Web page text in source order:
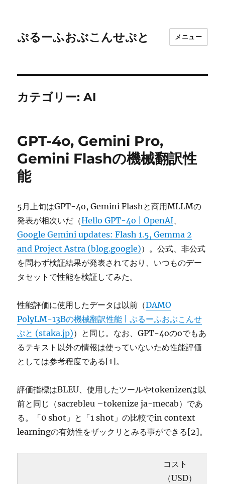
ぷるーふおぶこんせぷと メニュー
カテゴリー:AI
GPT-4o, Gemini Pro,
Gemini Flashの機械翻訳性
能
5月上旬はGPT-4o, Gemini Flashと商用MLLMの
発表が相次いだ（Hello GPT-4o | OpenAI、
Google Gemini updates: Flash 1.5, Gemma 2
and Project Astra (blog.google)）。公式、非公式
を問わず検証結果が発表されており、いつものデー
タセットで性能を検証してみた。
性能評価に使用したデータは以前（DAMO
PolyLM-13Bの機械翻訳性能 | ぷるーふおぶこんせ
ぷと (staka.jp)）と同じ。なお、GPT-4oのoでもあ
るテキスト以外の情報は使っていないため性能評価
としては参考程度である[1]。
評価指標はBLEU、使用したツールやtokenizerは以
前と同じ（sacrebleu –tokenize ja-mecab）であ
る。「0 shot」と「1 shot」の比較でin context
learningの有効性をザックリとみる事ができる[2]。
コスト
（USD）